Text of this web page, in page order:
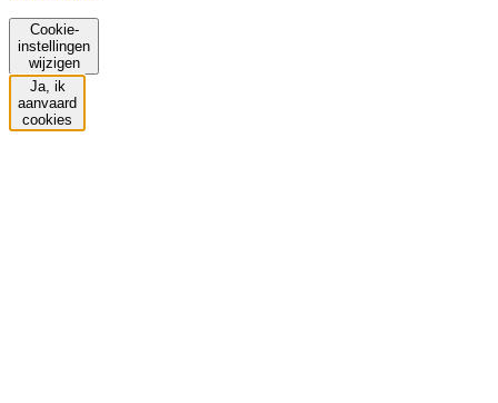
Cookie-
instellingen
wijzigen
Ja, ik
aanvaard
cookies